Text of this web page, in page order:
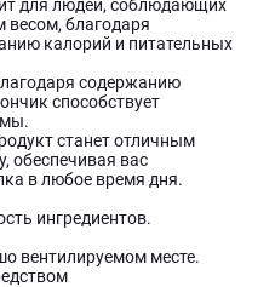
для людей, соблюдающих
весом, благодаря
калорий и питательных
содержанию
способствует
станет отличным
обеспечивая вас
в любое время дня.
ингредиентов.
вентилируемом месте.